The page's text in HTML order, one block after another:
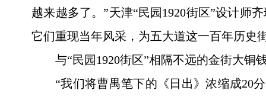
越来越多了。”天津“民园1920街区”设计师
它们重现当年风采，为五大道这一百年历史
与“民园1920街区”相隔不远的金街大
“我们将曹禺笔下的《日出》浓缩成20